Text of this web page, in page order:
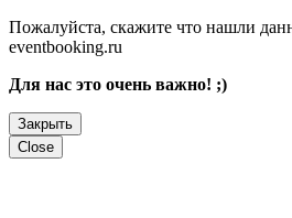
Пожалуйста, скажите что нашли
eventbooking.ru
Для нас это очень важно! ;)
Закрыть
Close